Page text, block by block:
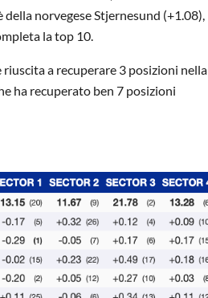
norvegese Stjernesund (+1.08),
la top 10.
a recuperare 3 posizioni nella
ha recuperato ben 7 posizioni